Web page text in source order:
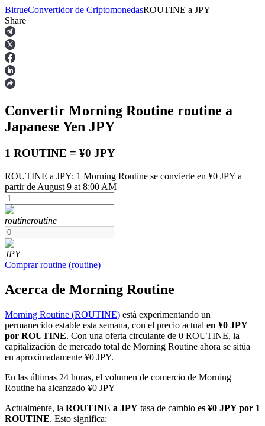
Futuros
Futuros del USDT
Futuros COIN-M
Futuros de criptomonedas
TradFi
primas
BitrueConvertidor de CriptomonedasROUTINE a JPY
Share
Convertir Morning Routine routine a
Japanese Yen JPY
1 ROUTINE = ¥0 JPY
ROUTINE a JPY: 1 Morning Routine se convierte en ¥0 JPY a
partir de August 9 at 8:00 AM
routineroutine
JPY
Comprar routine (routine)
Acerca de Morning Routine
Morning Routine (ROUTINE) está experimentando un
permanecido estable esta semana, con el precio actual en ¥0 JPY
por ROUTINE. Con una oferta circulante de 0 ROUTINE, la
capitalización de mercado total de Morning Routine ahora se sitúa
en aproximadamente ¥0 JPY.
En las últimas 24 horas, el volumen de comercio de Morning
Routine ha alcanzado ¥0 JPY
Actualmente, la ROUTINE a JPY tasa de cambio es ¥0 JPY por 1
ROUTINE. Esto significa: